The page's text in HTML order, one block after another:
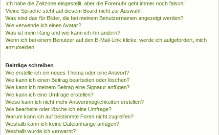
Ich habe die Zeitzone eingestellt, aber die Forenuhr geht immer noch falsch!
Meine Sprache steht auf diesem Board nicht zur Auswahl!
Was sind das für Bilder, die bei meinem Benutzernamen angezeigt werden?
Wie verwende ich einen Avatar?
Was ist mein Rang und wie kann ich ihn ändern?
Wenn ich bei einem Benutzer auf den E-Mail-Link klicke, werde ich aufgefordert, mich
anzumelden.
Beiträge schreiben
Wie erstelle ich ein neues Thema oder eine Antwort?
Wie kann ich einen Beitrag bearbeiten oder löschen?
Wie kann ich meinem Beitrag eine Signatur anfügen?
Wie kann ich eine Umfrage erstellen?
Wieso kann ich nicht mehr Antwortmöglichkeiten erstellen?
Wie bearbeite oder lösche ich eine Umfrage?
Warum kann ich auf bestimmte Foren nicht zugreifen?
Weshalb kann ich keine Dateianhänge anfügen?
Weshalb wurde ich verwarnt?